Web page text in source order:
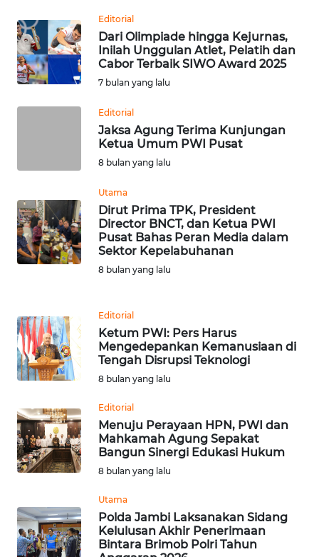
Editorial
Dari Olimpiade hingga Kejurnas,
Inilah Unggulan Atlet, Pelatih dan
Cabor Terbaik SIWO Award 2025
7 bulan yang lalu
Editorial
Jaksa Agung Terima Kunjungan
Ketua Umum PWI Pusat
8 bulan yang lalu
Utama
Dirut Prima TPK, President
Director BNCT, dan Ketua PWI
Pusat Bahas Peran Media dalam
Sektor Kepelabuhanan
8 bulan yang lalu
Editorial
Ketum PWI: Pers Harus
Mengedepankan Kemanusiaan di
Tengah Disrupsi Teknologi
8 bulan yang lalu
Editorial
Menuju Perayaan HPN, PWI dan
Mahkamah Agung Sepakat
Bangun Sinergi Edukasi Hukum
8 bulan yang lalu
Utama
Polda Jambi Laksanakan Sidang
Kelulusan Akhir Penerimaan
Bintara Brimob Polri Tahun
WN
LABUHANBATU
WN
TEBING
TINGGI
WN
KARAWANG
BEKASI
WN
BOGOR
DEPOK
WN